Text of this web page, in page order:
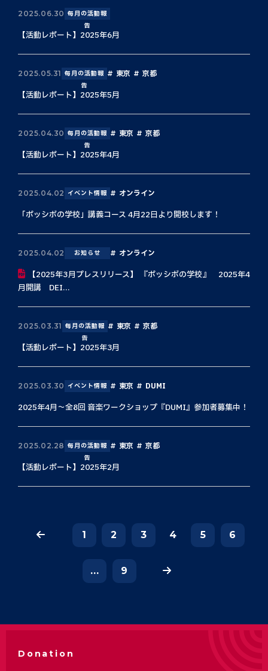
2025.06.30 毎月の活動報
告
【活動レポート】2025年6月
2025.05.31 毎月の活動報
告
東京 京都
【活動レポート】2025年5月
2025.04.30 毎月の活動報
告
東京 京都
【活動レポート】2025年4月
2025.04.02 イベント情報 オンライン
「ポッシボの学校」講義コース 4月22日より開校します！
2025.04.02 お知らせ オンライン
【2025年3月プレスリリース】 『ポッシボの学校』 2025年4
月開講 DEI...
2025.03.31 毎月の活動報
告
東京 京都
【活動レポート】2025年3月
2025.03.30 イベント情報 東京 DUMI
2025年4月〜全8回 音楽ワークショップ『DUMI』参加者募集中！
2025.02.28 毎月の活動報
告
東京 京都
【活動レポート】2025年2月
1 2 3 4 5 6
... 9
Donation